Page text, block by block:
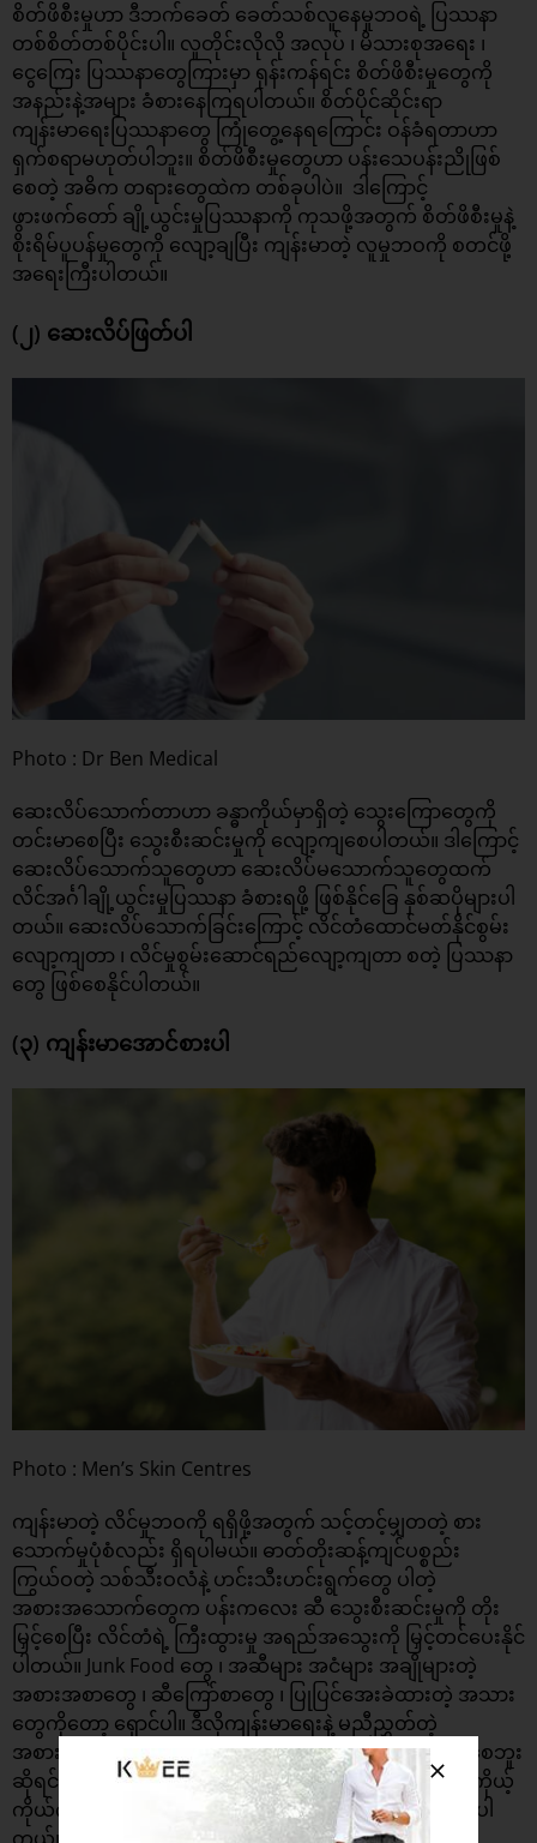
စိတ်ဖိစီးမှုဟာ ဒီဘက်ခေတ် ခေတ်သစ်လူနေမှုဘဝရဲ့ ပြဿနာ
တစ်စိတ်တစ်ပိုင်းပါ။ လူတိုင်းလိုလို အလုပ် ၊ မိသားစုအရေး ၊
ငွေကြေး ပြဿနာတွေကြားမှာ ရုန်းကန်ရင်း စိတ်ဖိစီးမှုတွေကို
အနည်းနဲ့အများ ခံစားနေကြရပါတယ်။ စိတ်ပိုင်ဆိုင်းရာ
ကျန်းမာရေးပြဿနာတွေ ကြုံတွေ့နေရကြောင်း ဝန်ခံရတာဟာ
ရှက်စရာမဟုတ်ပါဘူး။ စိတ်ဖိစီးမှုတွေဟာ ပန်းသေပန်းညိုဖြစ်
စေတဲ့ အဓိက တရားတွေထဲက တစ်ခုပါပဲ။ ဒါကြောင့်
ဖွားဖက်တော် ချို့ယွင်းမှုပြဿနာကို ကုသဖို့အတွက် စိတ်ဖိစီးမှုနဲ့
စိုးရိမ်ပူပန်မှုတွေကို လျော့ချပြီး ကျန်းမာတဲ့ လူမှုဘဝကို စတင်ဖို့
အရေးကြီးပါတယ်။
(၂) ဆေးလိပ်ဖြတ်ပါ
Photo : Dr Ben Medical
ဆေးလိပ်သောက်တာဟာ ခန္ဓာကိုယ်မှာရှိတဲ့ သွေးကြောတွေကို
တင်းမာစေပြီး သွေးစီးဆင်းမှုကို လျော့ကျစေပါတယ်။ ဒါကြောင့်
ဆေးလိပ်သောက်သူတွေဟာ ဆေးလိပ်မသောက်သူတွေထက်
လိင်အင်္ဂါချို့ယွင်းမှုပြဿနာ ခံစားရဖို့ ဖြစ်နိုင်ခြေ နှစ်ဆပိုများပါ
တယ်။ ဆေးလိပ်သောက်ခြင်းကြောင့် လိင်တံထောင်မတ်နိုင်စွမ်း
လျော့ကျတာ ၊ လိင်မှုစွမ်းဆောင်ရည်လျော့ကျတာ စတဲ့ ပြဿနာ
တွေ ဖြစ်စေနိုင်ပါတယ်။
(၃) ကျန်းမာအောင်စားပါ
Photo : Men’s Skin Centres
ကျန်းမာတဲ့ လိင်မှုဘဝကို ရရှိဖို့အတွက် သင့်တင့်မျှတတဲ့ စား
သောက်မှုပုံစံလည်း ရှိရပါမယ်။ ဓာတ်တိုးဆန့်ကျင်ပစ္စည်း
ကြွယ်ဝတဲ့ သစ်သီးဝလံနဲ့ ဟင်းသီးဟင်းရွက်တွေ ပါတဲ့
အစားအသောက်တွေက ပန်းကလေး ဆီ သွေးစီးဆင်းမှုကို တိုး
မြှင့်စေပြီး လိင်တံရဲ့ ကြီးထွားမှု အရည်အသွေးကို မြှင့်တင်ပေးနိုင်
ပါတယ်။ Junk Food တွေ ၊ အဆီများ အငံများ အချိုများတဲ့
အစားအစာတွေ ၊ ဆီကြော်စာတွေ ၊ ပြုပြင်အေးခဲထားတဲ့ အသား
တွေကိုတော့ ရှောင်ပါ။ ဒီလိုကျန်းမာရေးနဲ့ မညီညွှတ်တဲ့
အစားအစာတွေက လိင်အင်္ဂါချို့ယွင်းမှုကို တိုက်ရိုက်မဖြစ်စေဘူး
ဆိုရင်တောင် ဝမ်းဗိုက်မှာ အဆီစုလာစေပြီး အဝလွန်ခြင်းနဲ့ ကိုယ့်
ကိုယ်ကိုယ် ယုံကြည်မှုလျော့ကျတဲ့ ပြဿနာတွေ ဖြစ်လာနိုင်ပါ